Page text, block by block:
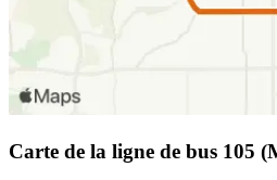
Carte de la ligne de bus 105